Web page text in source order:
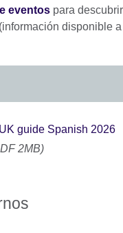
eventos para
disponible
guide Spanish 2026
2MB)